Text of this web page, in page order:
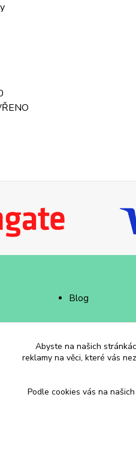
Blog
Abyste na našich
reklamy na věci, které vás
Podle cookies vás na